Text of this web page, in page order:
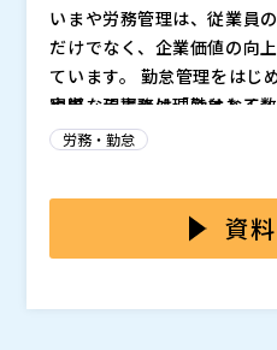
わせ先：
グマネージャーとしてユー
を運営。ユーザーの皆様と
ることがやりがい。
株式会社オープンソース活
マジセミ株式会社（）
※共催、協賛、協力、講演
れる可能性があります。
いまや労務管理は、従業員
だけでなく、企業価値の向
ています。 勤怠管理をはじ
や単なる事務処理ではなく
ス）と組織の信頼性維持の
「固定仕様で柔軟に対応で
化しています。 多くの企業
り、自社に最適な勤怠シス
実際、現場では「勤怠と工
重入力や整合性の確認に時
はコストが合わず、安価な
いこなせない」といった声が多
き方改革を阻む最大の要因
社の運用に合う勤怠管理を
スタマイズ型勤怠管理シス
肢をご紹介します。 iTime
株式会社オープンソース活
労務・勤怠
資